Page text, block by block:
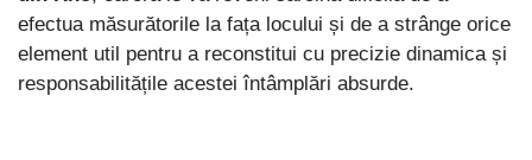
efectua măsurătorile la fața locului și de a strânge orice
element util pentru a reconstitui cu precizie dinamica și
responsabilitățile acestei întâmplări absurde.